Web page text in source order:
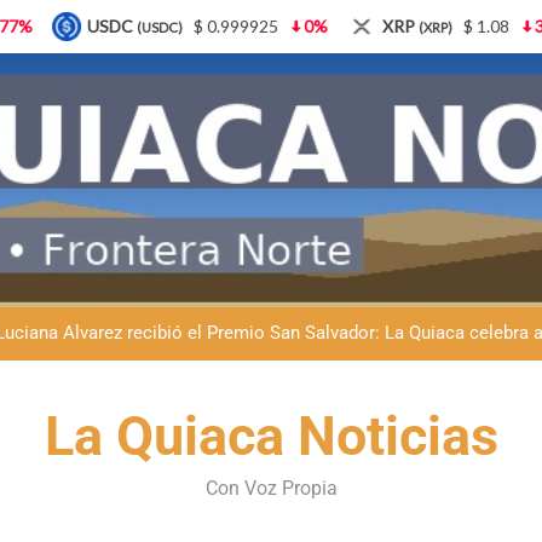
Natación inclusiva en La Quiaca: Celia Zenteno destacó el
La Quiaca defendió la soberanía nacional: el municipio
Luciana Álvarez recibió el Premio San Salvador: La Quiaca celebra
Día del Niño en La Quiaca: el municipio prepara una gran
La Quiaca defendió la soberanía nacional: el municipio
Luciana Álvarez recibió el Premio San Salvador: La Quiaca celebra
La Quiaca Noticias
Con Voz Propia
0% XRP(XRP) $ 1.08 3.87% Solana(SOL) $